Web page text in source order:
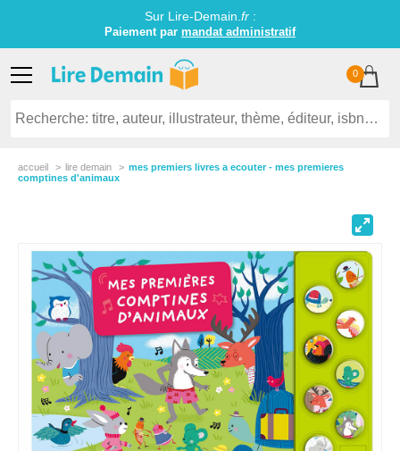
Sur Lire-Demain. fr:
Paiement par mandat administratif
0
accueil lire demain
mes premiers livres a ecouter - mes premieres
comptines d'animaux